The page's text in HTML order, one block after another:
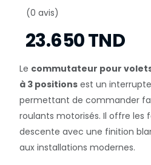
(0 avis)
23.650 TND
Le commutateur pour
à 3 positions est un
permettant de commander
roulants motorisés. Il offre
descente avec une finition
aux installations modernes.